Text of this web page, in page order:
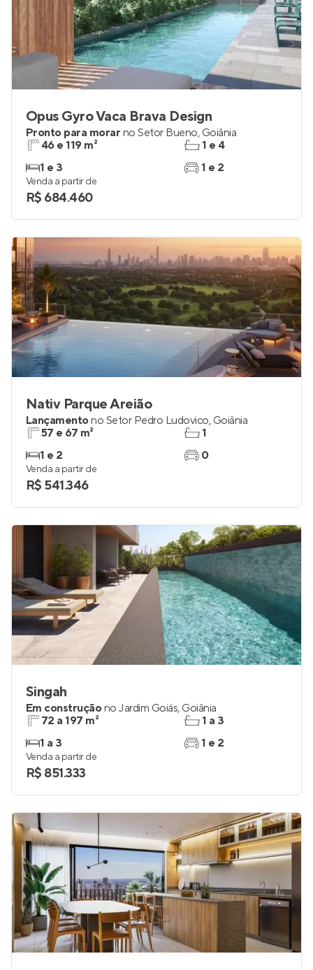
Opus Gyro Vaca Brava Design
Pronto para morar no Setor Bueno, Goiânia
46 e 119 m²
1 e 3
1 e 4
1 e 2
Venda a partir de
R$ 684.460
Nativ Parque Areião
Lançamentono Setor Pedro Ludovico, Goiânia
57 e 67 m²
1 e 2
1
0
Venda a partir de
R$ 541.346
Singah
Em construçãono Jardim Goiás, Goiânia
72 a 197 m²
1 a 3
1 a 3
1 e 2
Venda a partir de
R$ 851.333